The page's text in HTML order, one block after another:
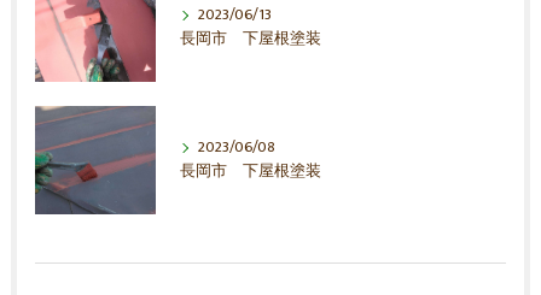
2023/06/13
長岡市 下屋根塗装
2023/06/08
長岡市 下屋根塗装